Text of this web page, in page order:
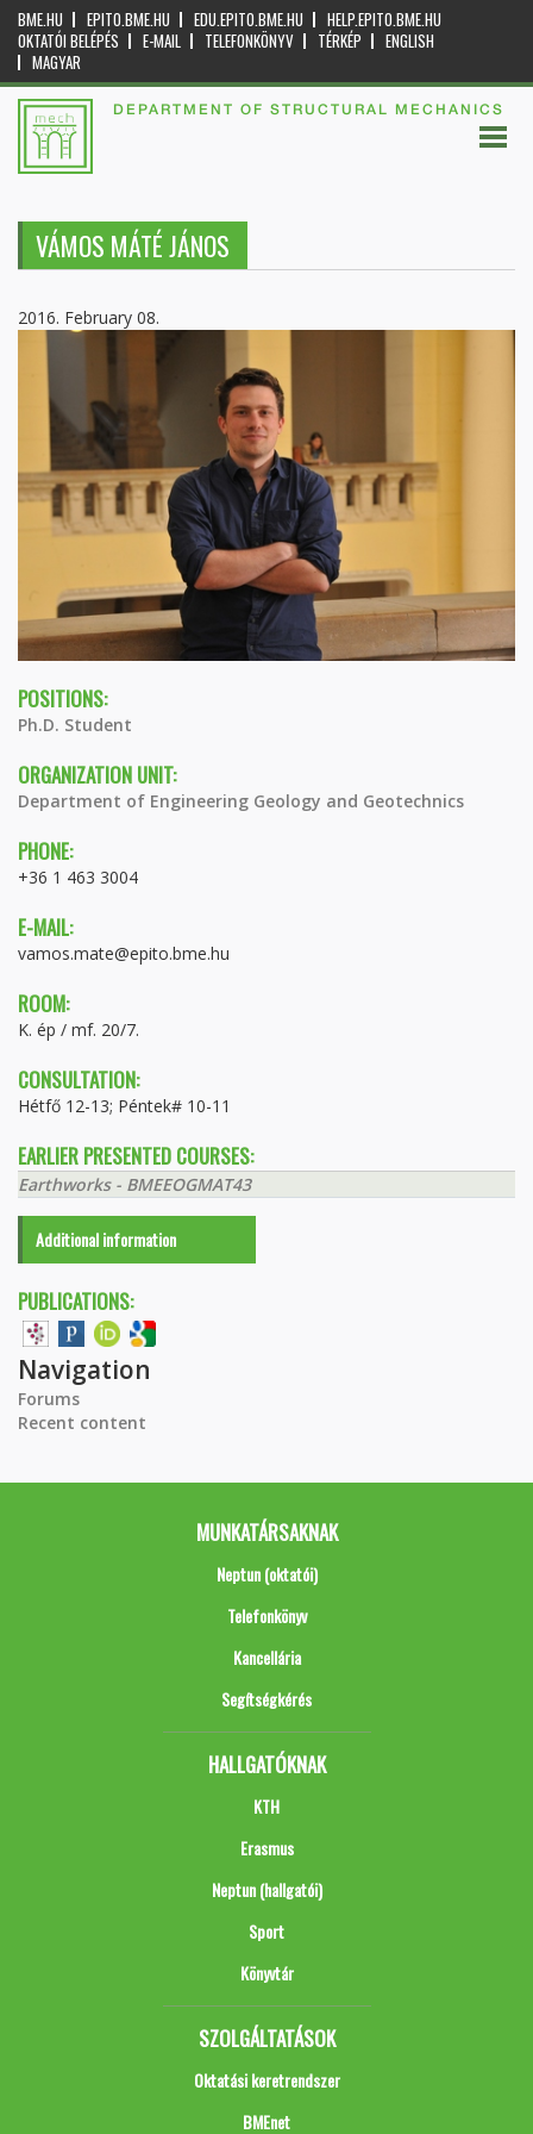
BME.HU EPITO.BME.HU EDU.EPITO.BME.HU
HELP.EPITO.BME.HU
OKTATÓI BELÉPÉS
E-MAIL TELEFONKÖNYV TÉRKÉP
ENGLISH
MAGYAR
DEPARTMENT OF STRUCTURAL MECHANICS
VÁMOS MÁTÉ JÁNOS
2016. February 08.
POSITIONS:
Ph.D. Student
ORGANIZATION UNIT:
Department of Engineering Geology and Geotechnics
PHONE:
+36 1 463 3004
E-MAIL:
vamos.mate@epito.bme.hu
ROOM:
K. ép / mf. 20/7.
CONSULTATION:
Hétfő 12-13; Péntek# 10-11
EARLIER PRESENTED COURSES:
Earthworks - BMEEOGMAT43
Additional information
PUBLICATIONS:
Navigation
Forums
Recent content
MUNKATÁRSAKNAK
Neptun (oktatói)
Telefonkönyv
Kancellária
Segítségkérés
HALLGATÓKNAK
KTH
Erasmus
Neptun (hallgatói)
Sport
Könyvtár
SZOLGÁLTATÁSOK
Oktatási keretrendszer
BMEnet